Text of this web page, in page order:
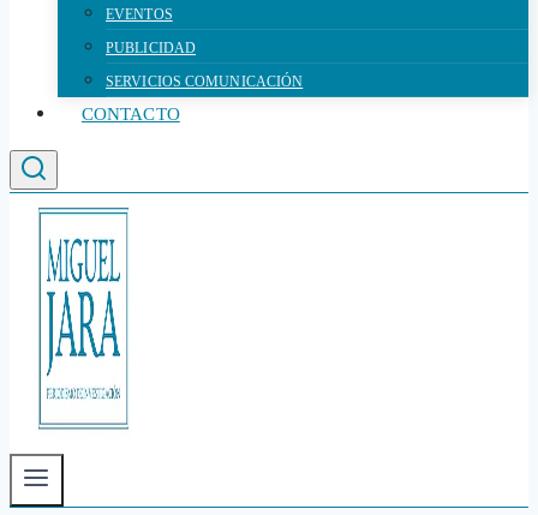
EVENTOS
PUBLICIDAD
SERVICIOS COMUNICACIÓN
CONTACTO